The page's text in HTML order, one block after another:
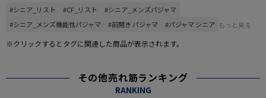
#シニア_リスト #CF_リスト
#シニア_メンズパジャマ
#シニア_メンズ機能性パジャマ
#前開き パジャマ #パジャマ シニア もっと見る
※クリックするとタグに関連した商品が表示されます。
その他売れ筋ランキング
RANKING